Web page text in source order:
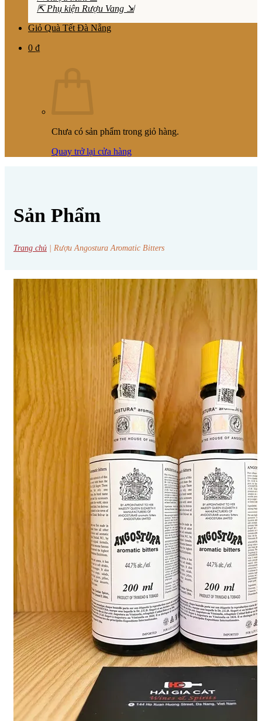
⇱ Phụ kiện Rượu Vang ⇲
Giỏ Quà Tết Đà Nẵng
0 ₫
Chưa có sản phẩm trong giỏ hàng.
Quay trở lại cửa hàng
Sản Phẩm
Trang chủ Rượu Angostura Aromatic Bitters